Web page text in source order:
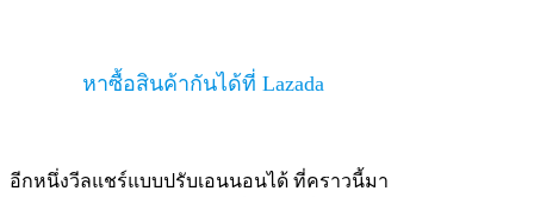
หาซื้อสินค้ากันได้ที่ Lazada
อีกหนึ่งวีลแชร์แบบปรับเอนนอนได้ ที่คราวนี้มา